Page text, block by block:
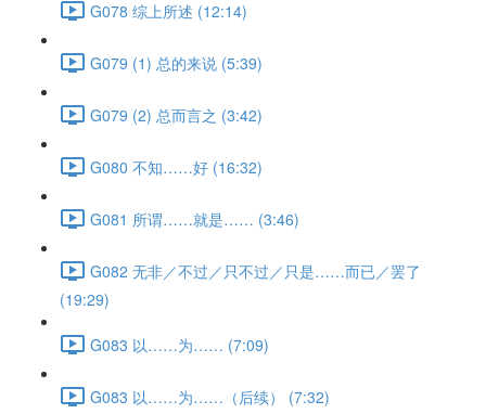
G078 综上所述 (12:14)
G079 (1) 总的来说 (5:39)
G079 (2) 总而言之 (3:42)
G080 不知……好 (16:32)
G081 所谓……就是…… (3:46)
G082 无非／不过／只不过／只是……而已／罢了
(19:29)
G083 以……为…… (7:09)
G083 以……为……（后续） (7:32)